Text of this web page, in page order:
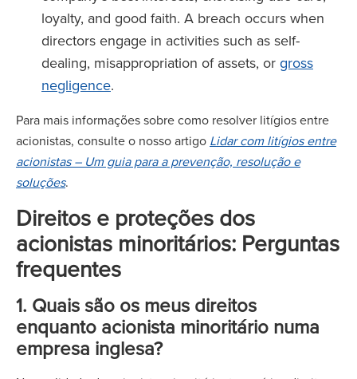
loyalty, and good faith. A breach occurs when
directors engage in activities such as self-
dealing, misappropriation of assets, or gross
negligence.
Para mais informações sobre como resolver litígios entre
acionistas, consulte o nosso artigo Lidar com litígios entre
acionistas – Um guia para a prevenção, resolução e
soluções.
Direitos e proteções dos
acionistas minoritários: Perguntas
frequentes
1. Quais são os meus direitos
enquanto acionista minoritário numa
empresa inglesa?